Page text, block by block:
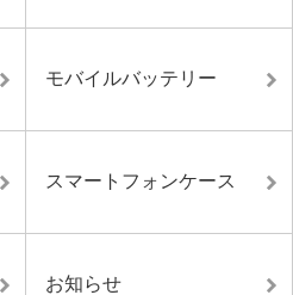
モバイルバッテリー
スマートフォンケース
お知らせ